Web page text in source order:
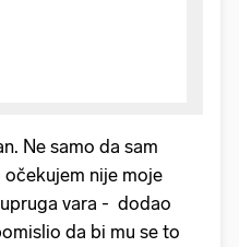
Ne samo da sam
nije moje
vara - dodao
da bi mu se to